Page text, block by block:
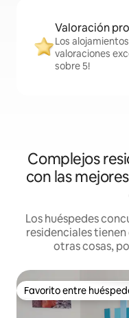
Valoración
Los
valoraciones
sobre 5!
Complejos
con las
Los huéspedes
residenciales
otras cosas,
Favorito entre
Favorito entre